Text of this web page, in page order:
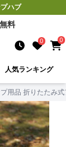
ハブ
料
0 0
人気ランキング
用品 折りたたみ